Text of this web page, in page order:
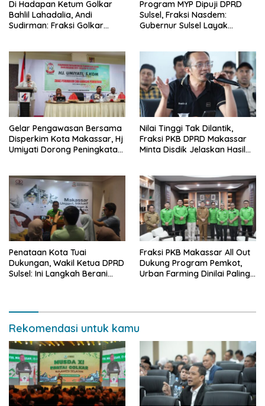
Di Hadapan Ketum Golkar
Bahlil Lahadalia, Andi
Sudirman: Fraksi Golkar
Program MYP Dipuji DPRD
Sulsel, Fraksi Nasdem:
Gubernur Sulsel Layak
Gelar Pengawasan Bersama
Disperkim Kota Makassar, Hj
Umiyati Dorong Peningkatan
Nilai Tinggi Tak Dilantik,
Fraksi PKB DPRD Makassar
Minta Disdik Jelaskan Hasil
Penataan Kota Tuai
Dukungan, Wakil Ketua DPRD
Sulsel: Ini Langkah Berani
Fraksi PKB Makassar All Out
Dukung Program Pemkot,
Urban Farming Dinilai Paling
Rekomendasi untuk kamu